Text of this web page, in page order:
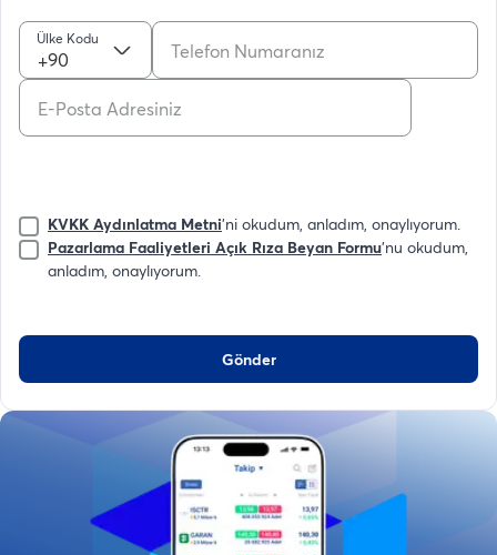
Ülke Kodu
+90
KVKK Aydınlatma Metni'ni okudum, anladım, onaylıyorum.
Pazarlama Faaliyetleri Açık Rıza Beyan Formu'nu okudum,
anladım, onaylıyorum.
Gönder